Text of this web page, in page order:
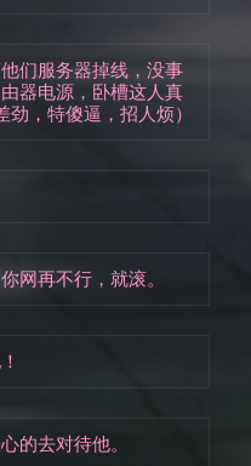
们服务器掉线，没事
器电源，卧槽这人真
，特傻逼，招人烦）
网再不行，就滚。
的去对待他。